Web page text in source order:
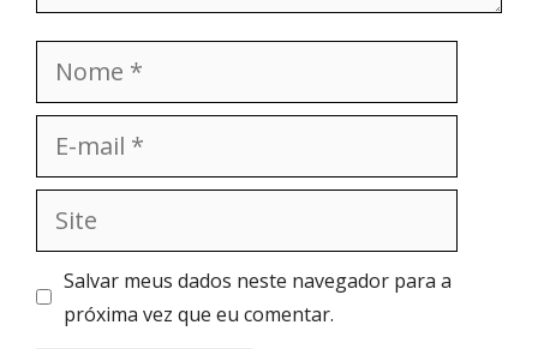
Nome
Site
Salvar meus dados neste navegador para a
próxima vez que eu comentar.